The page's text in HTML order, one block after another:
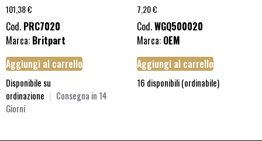
101,38€
Cod. PRC7020
Marca: Britpart
Aggiungi al carrello
Disponibile su
ordinazione | Consegna in 14
Giorni
7,20€
Cod.WGQ500020
Marca: OEM
Aggiungi al carrello
16 disponibili (ordinabile)